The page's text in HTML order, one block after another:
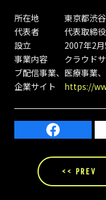
所在地 東京都渋谷区
代表者 代表取締役
設立 2007年2月
事業内容 クラウドサ
ブ配信事業、医療事業
企業サイト https://
<< PREV